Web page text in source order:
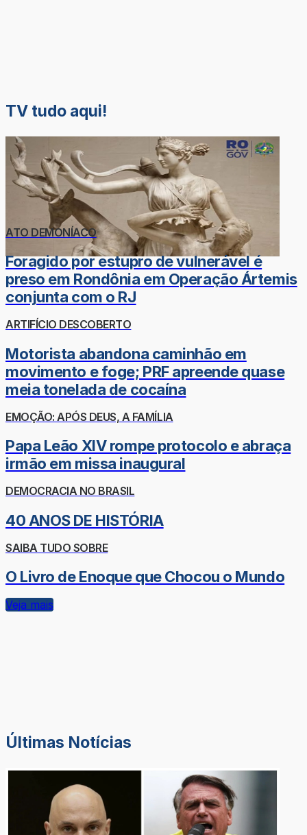
TV tudo aqui!
ATO DEMONÍACO
Foragido por estupro de vulnerável é
preso em Rondônia em Operação Ártemis
conjunta com o RJ
ARTIFÍCIO DESCOBERTO
Motorista abandona caminhão em
movimento e foge; PRF apreende quase
meia tonelada de cocaína
EMOÇÃO: APÓS DEUS, A FAMÍLIA
Papa Leão XIV rompe protocolo e abraça
irmão em missa inaugural
DEMOCRACIA NO BRASIL
40 ANOS DE HISTÓRIA
SAIBA TUDO SOBRE
O Livro de Enoque que Chocou o Mundo
Veja mais
Últimas Notícias